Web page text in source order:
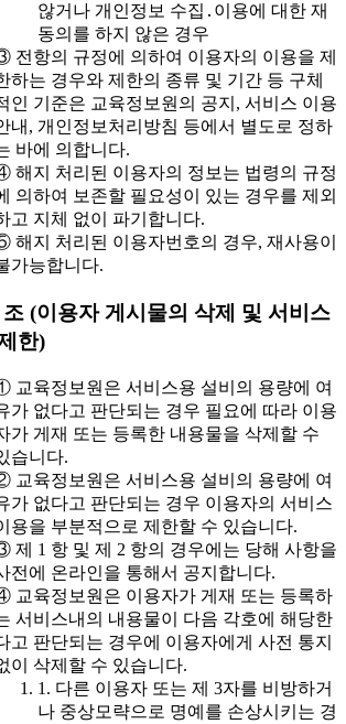
않거나 개인정보 수집․이용에 대한 재
동의를 하지 않은 경우
전항의 규정에 의하여 이용자의 이용을 제
하는 경우와 제한의 종류 및 기간 등 구체
인 기준은 교육정보원의 공지, 서비스 이용
내, 개인정보처리방침 등에서 별도로 정하
바에 의합니다.
해지 처리된 이용자의 정보는 법령의 규정
의하여 보존할 필요성이 있는 경우를 제외
고 지체 없이 파기합니다.
해지 처리된 이용자번호의 경우, 재사용이
가능합니다.
(이용자 게시물의 삭제 및 서비스
한)
교육정보원은 서비스용 설비의 용량에 여
가 없다고 판단되는 경우 필요에 따라 이용
가 게재 또는 등록한 내용물을 삭제할 수
습니다.
교육정보원은 서비스용 설비의 용량에 여
가 없다고 판단되는 경우 이용자의 서비스
용을 부분적으로 제한할 수 있습니다.
제 1 항 및 제 2 항의 경우에는 당해 사항을
전에 온라인을 통해서 공지합니다.
교육정보원은 이용자가 게재 또는 등록하
서비스내의 내용물이 다음 각호에 해당한
고 판단되는 경우에 이용자에게 사전 통지
이 삭제할 수 있습니다.
1. 다른 이용자 또는 제 3자를 비방하거
나 중상모략으로 명예를 손상시키는 경